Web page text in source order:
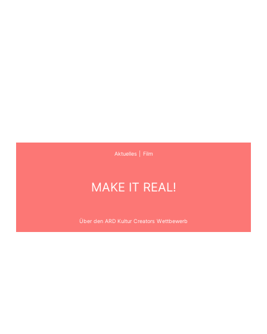
Aktuelles Film
MAKE IT REAL!
Über den ARD Kultur Creators Wettbewerb